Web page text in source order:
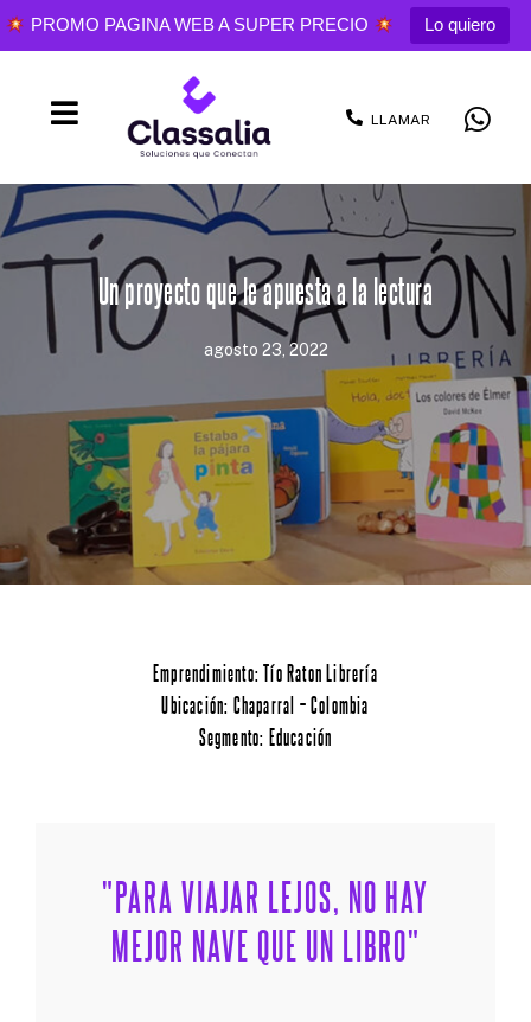
PROMO PAGINA WEB A SUPER PRECIO Lo quiero
LLAMAR
Un proyecto que le apuesta a la lectura
agosto 23, 2022
Emprendimiento: Tío Raton Librería
Ubicación: Chaparral – Colombia
Segmento: Educación
"PARA VIAJAR LEJOS, NO HAY
MEJOR NAVE QUE UN LIBRO"
Servicios
Blog